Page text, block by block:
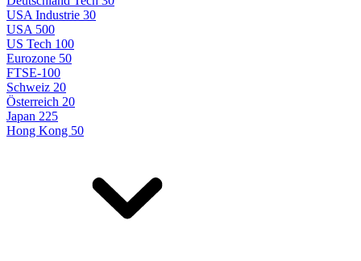
USA Industrie 30
USA 500
US Tech 100
Eurozone 50
FTSE-100
Schweiz 20
Österreich 20
Japan 225
Hong Kong 50